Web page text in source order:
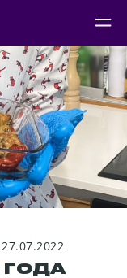
27.07.2022
ГОДА